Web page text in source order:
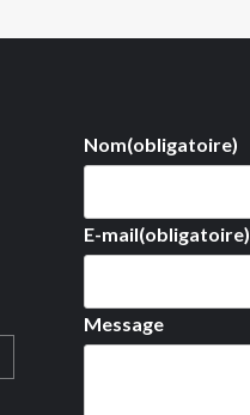
Nom(obligatoire)
E-mail(obligatoire)
Message